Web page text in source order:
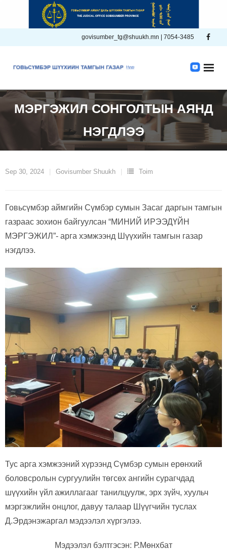
govisumber_tg@shuukh.mn | 7054-3485
МЭРГЭЖИЛ СОНГОЛТЫН АЯНД
НЭГДЛЭЭ
Sep 30, 2024 Govisumber Shuukh Toim
Говьсүмбэр аймгийн Сүмбэр сумын Засаг даргын тамгын
газраас зохион байгуулсан “МИНИЙ ИРЭЭДҮЙН
МЭРГЭЖИЛ”- арга хэмжээнд Шүүхийн тамгын газар
нэгдлээ.
Тус арга хэмжээний хүрээнд Сүмбэр сумын ерөнхий
боловсролын сургуулийн төгсөх ангийн сурагчдад
шүүхийн үйл ажиллагааг танилцуулж, эрх зүйч, хуульч
мэргэжлийн онцлог, давуу талаар Шүүгчийн туслах
Д.Эрдэнэжаргал мэдээлэл хүргэлээ.
Мэдээлэл бэлтгэсэн: Р.Мөнхбат